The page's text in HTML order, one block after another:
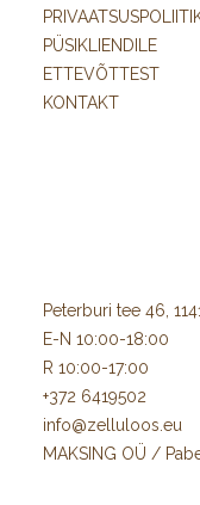
PÜSIKLIENDILE
ETTEVÕTTEST
KONTAKT
Peterburi tee 46,
E-N 10:00-18:00
R 10:00-17:00
+372 6419502
info@zelluloos.eu
MAKSING OÜ /